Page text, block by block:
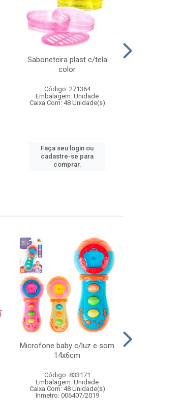
Saboneteira plast c/tela
color
Código: 271364
Embalagem: Unidade
Caixa Com: 48 Unidade(s)
Faça seu login ou
cadastre-se para
comprar.
Microfone baby c/luz e som
14x6cm
Código: 833171
Embalagem: Unidade
Caixa Com: 48 Unidade(s)
Inmetro: 006407/2019